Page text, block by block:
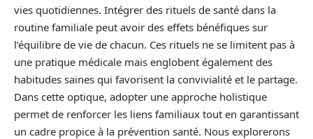
vies quotidiennes. Intégrer des rituels de santé dans la
routine familiale peut avoir des effets bénéfiques sur
l’équilibre de vie de chacun. Ces rituels ne se limitent pas à
une pratique médicale mais englobent également des
habitudes saines qui favorisent la convivialité et le partage.
Dans cette optique, adopter une approche holistique
permet de renforcer les liens familiaux tout en garantissant
un cadre propice à la prévention santé. Nous explorerons